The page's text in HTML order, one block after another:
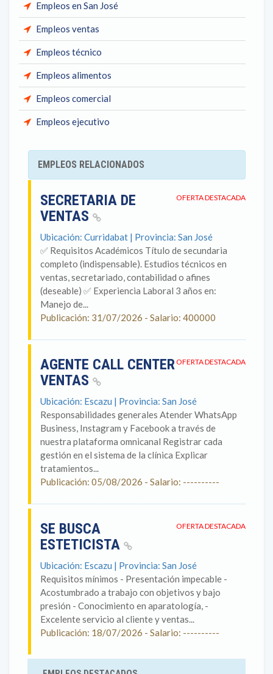
Empleos en San José
Empleos ventas
Empleos técnico
Empleos alimentos
Empleos comercial
Empleos ejecutivo
EMPLEOS RELACIONADOS
OFERTA DESTACADA
SECRETARIA DE
VENTAS
Ubicación: Curridabat | Provincia: San José
✅ Requisitos Académicos Título de secundaria
completo (indispensable). Estudios técnicos en
ventas, secretariado, contabilidad o afines
(deseable) ✅ Experiencia Laboral 3 años en:
Manejo de...
Publicación: 31/07/2026 - Salario: 400000
OFERTA DESTACADA
AGENTE CALL CENTER
VENTAS
Ubicación: Escazu | Provincia: San José
Responsabilidades generales Atender WhatsApp
Business, Instagram y Facebook a través de
nuestra plataforma omnicanal Registrar cada
gestión en el sistema de la clínica Explicar
tratamientos...
Publicación: 05/08/2026 - Salario: ----------
OFERTA DESTACADA
SE BUSCA
ESTETICISTA
Ubicación: Escazu | Provincia: San José
Requisitos mínimos - Presentación impecable -
Acostumbrado a trabajo con objetivos y bajo
presión - Conocimiento en aparatología, -
Excelente servicio al cliente y ventas...
Publicación: 18/07/2026 - Salario: ----------